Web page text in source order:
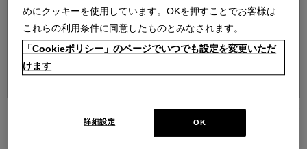
並べ替え：
めにクッキーを使用しています。OKを押すことでお客様は
これらの利用条件に同意したものとみなされます。
「Cookieポリシー」のページでいつでも設定を変更いただ
けます
OK
詳細設定